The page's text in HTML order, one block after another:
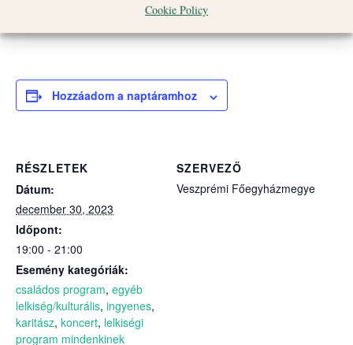
Cookie Policy
Hozzáadom a naptáramhoz
RÉSZLETEK
Dátum:
december 30, 2023
Időpont:
19:00 - 21:00
Esemény kategóriák:
családos program, egyéb
lelkiség/kulturális, ingyenes,
karitász, koncert, lelkiségi
program mindenkinek
SZERVEZŐ
Veszprémi Főegyházmegye